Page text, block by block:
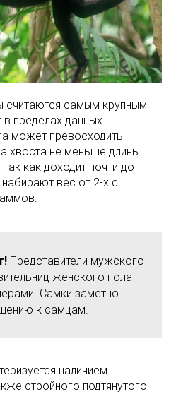
самым крупным
пределах данных
может превосходить
хвоста не меньше длины
как доходит почти до
вес от 2-х с
Представители мужского
женского пола
Самки заметно
к самцам.
наличием
стройного подтянутого